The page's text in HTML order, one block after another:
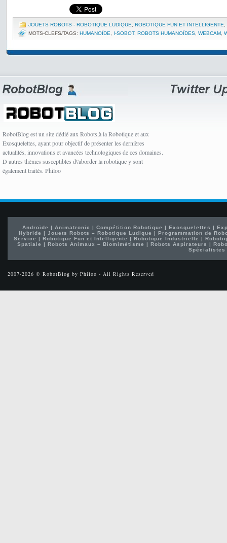
JOUETS ROBOTS - ROBOTIQUE LUDIQUE ROBOTIQUE FUN ET INTELLIGENTE
MOTS-CLEFS/TAGS: HUMANOÏDE I-SOBOT, ROBOTS HUMANOÏDES WEBCAM
RobotBlog est un site dédié aux Robots,à la Robotique et aux
Exosquelettes, ayant pour objectif de présenter les dernières
actualités, innovations et avancées technologiques de ces domaines.
D autres thèmes susceptibles d\'aborder la robotique y sont
également traités. Philoo
Androïde | Animatronic | Compétition Robotique | Exosquelettes |
Hybride |Jouets Robots – Robotique Ludique |Programmation de
Service | Robotique Fun et Intelligente | Robotique Industrielle |
Spatiale | Robots Animaux – Biomimétisme | Robots Aspirateurs |
Spécialistes
2007-2026 © RobotBlog by Philoo - All Rights Reserved